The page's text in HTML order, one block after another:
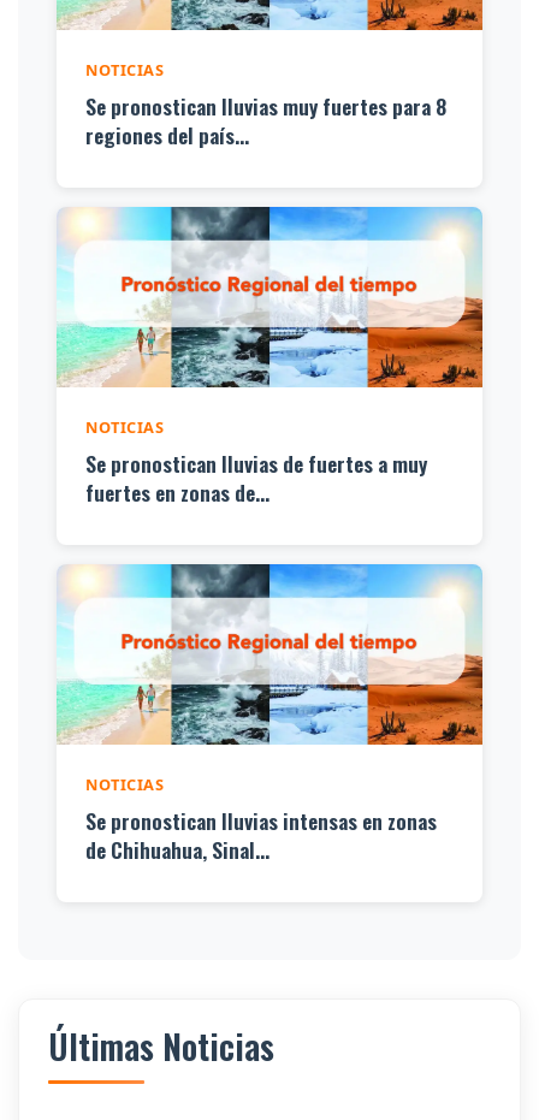
NOTICIAS
Se pronostican lluvias muy fuertes para 8
regiones del país...
NOTICIAS
Se pronostican lluvias de fuertes a muy
fuertes en zonas de...
NOTICIAS
Se pronostican lluvias intensas en zonas
de Chihuahua, Sinal...
Últimas Noticias